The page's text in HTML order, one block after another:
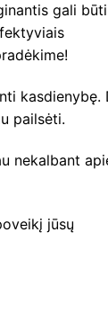
gali būti
kasdienybę.
pailsėti.
nekalbant
jūsų